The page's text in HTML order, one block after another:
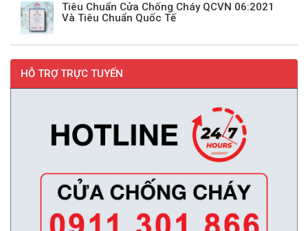
Tiêu Chuẩn Cửa Chống Cháy QCVN 06:2021
Và Tiêu Chuẩn Quốc Tế
HỖ TRỢ TRỰC TUYẾN